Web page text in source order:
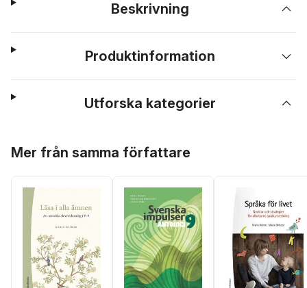
Beskrivning
Produktinformation
Utforska kategorier
Mer från samma författare